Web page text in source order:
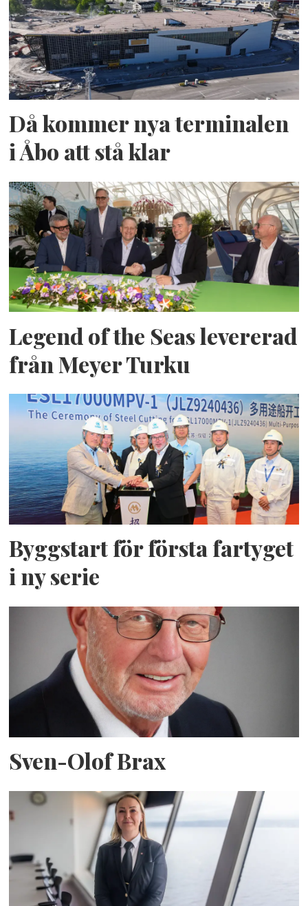
Då kommer nya terminalen
i Åbo att stå klar
Legend of the Seas levererad
från Meyer Turku
Byggstart för första fartyget
i ny serie
Sven-Olof Brax